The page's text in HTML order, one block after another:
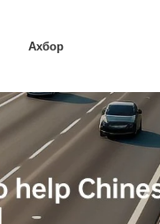
Ахбор